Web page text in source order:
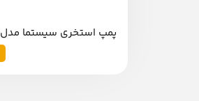
پمپ استخری سیستما مدل TSW 750